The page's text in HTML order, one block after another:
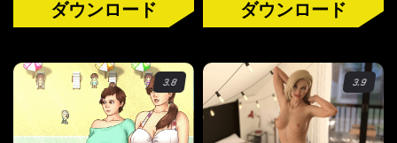
WINDOWS ポルノ ゲーム
MACOS ポルノ ゲーム
LINUX ポルノ ゲーム
ダウンロード ダウンロード
3.8 3.9